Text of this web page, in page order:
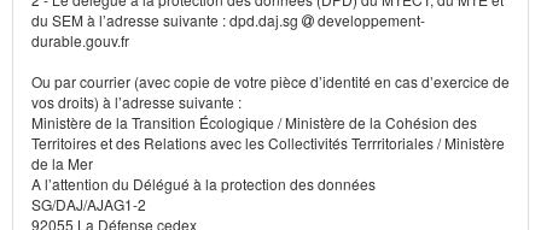
du SEM à l’adresse suivante : dpd.daj.sg
developpement-
durable.gouv.fr
Ou par courrier (avec copie de votre pièce d’identité en cas d’exercice de
vos droits) à l’adresse suivante :
Ministère de la Transition Écologique / Ministère de la Cohésion des
Territoires et des Relations avec les Collectivités Terrritoriales / Ministère
de la Mer
A l’attention du Délégué à la protection des données
SG/DAJ/AJAG1-2
92055 La Défense cedex